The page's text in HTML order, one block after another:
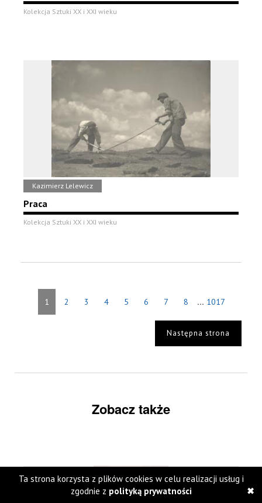
Kolekcja Sztuki XX i XXI wieku
Kazimierz Lelewicz
Praca
Kolekcja Sztuki XX i XXI wieku
1 2 3 4 5 6 7 8 ... 1017
Następna strona
Zobacz także
Ta strona korzysta z plików cookies w celu realizacji usług i
zgodnie z polityką prywatności